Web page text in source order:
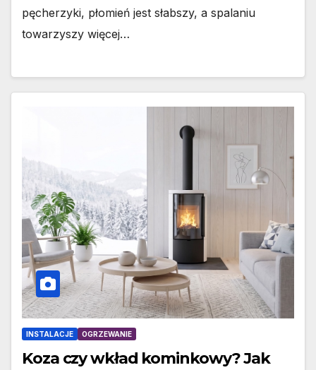
pęcherzyki, płomień jest słabszy, a spalaniu
towarzyszy więcej…
INSTALACJE OGRZEWANIE
Koza czy wkład kominkowy? Jak